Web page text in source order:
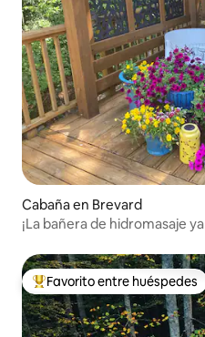
Cabaña en Brevard
¡La bañera de hidromasaje
Favorito entre huéspedes
Favorito entre huéspedes